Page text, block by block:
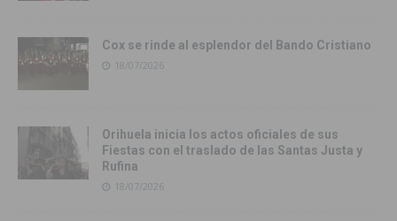
Cox se rinde al esplendor del Bando Cristiano
18/07/2026
Orihuela inicia los actos oficiales de sus
Fiestas con el traslado de las Santas Justa y
Rufina
18/07/2026